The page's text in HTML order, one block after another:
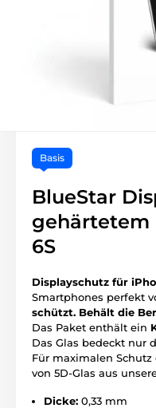
Basis
BlueStar
gehärtetem
6S
Displayschutz für
Smartphones perfekt
schützt. Behält die
Das Paket enthält ein
Das Glas bedeckt nur
Für maximalen
von 5D-Glas aus
Dicke: 0,33 mm